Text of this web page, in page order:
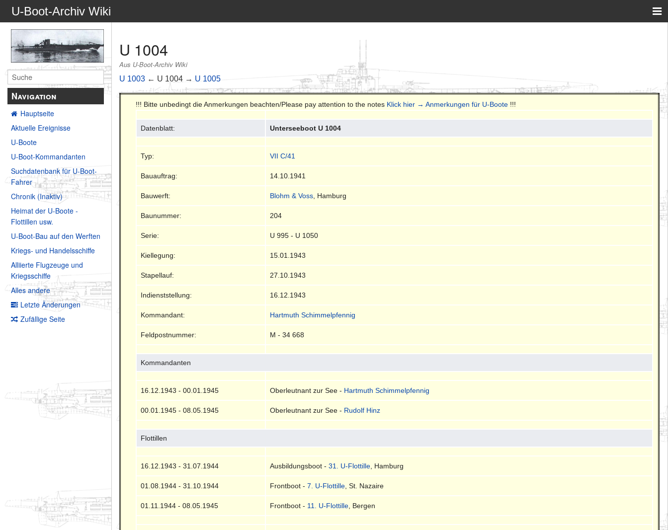
U-Boot-Archiv Wiki
Navigation
Hauptseite
Aktuelle Ereignisse
U-Boote
U-Boot-Kommandanten
Suchdatenbank für U-Boot-
Fahrer
Chronik (Inaktiv)
Heimat der U-Boote -
Flottillen usw.
U-Boot-Bau auf den Werften
Kriegs- und Handelsschiffe
Alliierte Flugzeuge und
Kriegsschiffe
Alles andere
Letzte Änderungen
Zufällige Seite
U 1004
Aus U-Boot-Archiv Wiki
U 1003 ← U 1004 → U 1005
!!! Bitte unbedingt die Anmerkungen beachten/Please pay attention to the notes Klick hier → Anmerkungen für U-Boote !!!
Datenblatt: Unterseeboot U 1004
Typ: VII C/41
Bauauftrag: 14.10.1941
Bauwerft: Blohm & Voss , Hamburg
Baunummer: 204
Serie: U 995 - U 1050
Kiellegung: 15.01.1943
Stapellauf: 27.10.1943
Indienststellung: 16.12.1943
Kommandant: Hartmuth Schimmelpfennig
Feldpostnummer: M - 34 668
Kommandanten
16.12.1943 - 00.01.1945 Oberleutnant zur See - Hartmuth Schimmelpfennig
00.01.1945 - 08.05.1945 Oberleutnant zur See - Rudolf Hinz
Flottillen
16.12.1943 - 31.07.1944 Ausbildungsboot -31. U-Flottille , Hamburg
01.08.1944 - 31.10.1944 Frontboot -7. U-Flottille , St. Nazaire
01.11.1944 - 08.05.1945 Frontboot - 11. U-Flottille , Bergen